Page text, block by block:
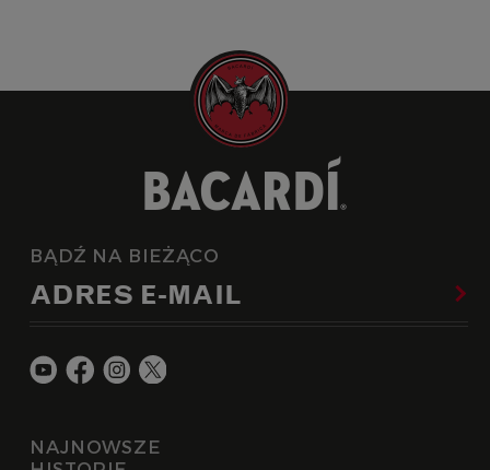
BĄDŹ NA BIEŻĄCO
ADRES E-MAIL
NAJNOWSZE